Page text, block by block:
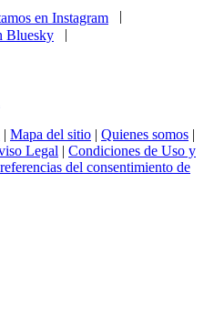
|
| Mapa del sitio | Quienes somos |
Legal | Condiciones de Uso y
del consentimiento de